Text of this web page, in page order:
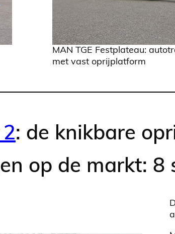
MAN TGE Festplateau:
met vast oprijplatform
: de knikbare
op de markt: 8